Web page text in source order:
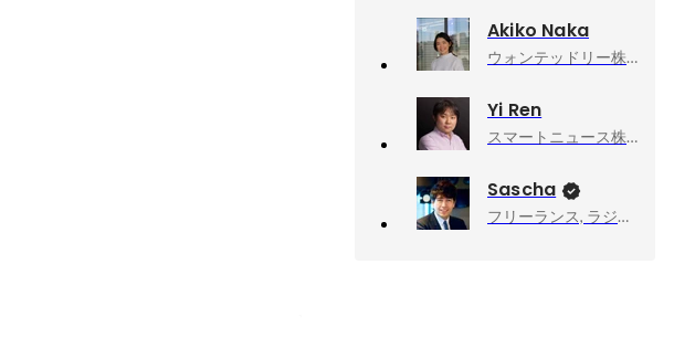
Akiko Naka
ウォンテッドリー株式会社, Founder, CEO
Yi Ren
スマートニュース株式会社, 取締役CSO
Sascha
フリーランス, ラジオDJ・ナビゲーター